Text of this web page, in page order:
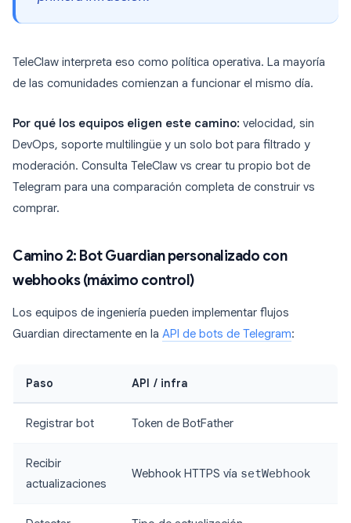
TeleClaw interpreta eso como política operativa. La mayoría
de las comunidades comienzan a funcionar el mismo día.
Por qué los equipos eligen este camino: velocidad, sin
DevOps, soporte multilingüe y un solo bot para filtrado y
moderación. Consulta TeleClaw vs crear tu propio bot de
Telegram para una comparación completa de construir vs
comprar.
Camino 2: Bot Guardian personalizado con
webhooks (máximo control)
Los equipos de ingeniería pueden implementar flujos
Guardian directamente en la API de bots de Telegram:
Paso API / infra
Registrar bot Token de BotFather
Recibir
actualizaciones
Webhook HTTPS vía setWebhook